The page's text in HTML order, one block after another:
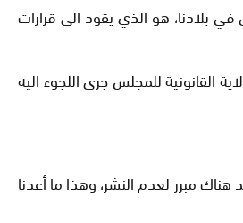
بلادنا، هو الذي يقود الى قرارات
القانونية للمجلس جرى اللجوء اليه
مبرر لعدم النشر، وهذا ما أعدنا